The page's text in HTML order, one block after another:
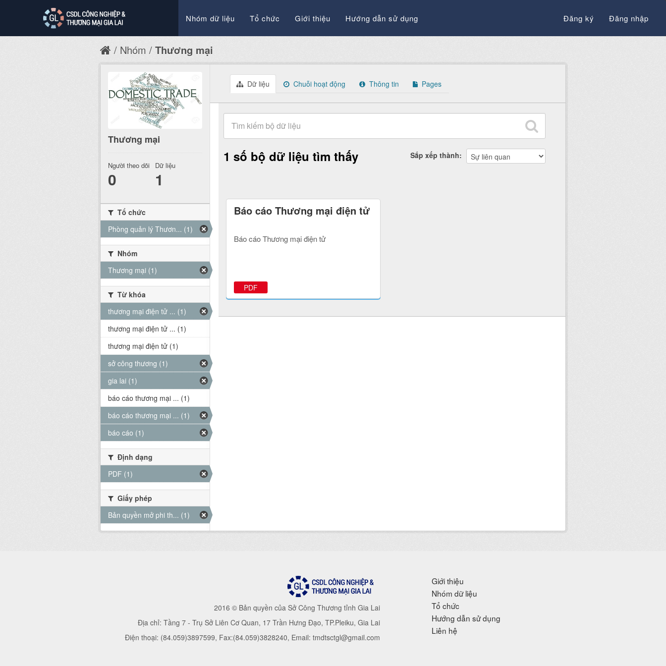
Nhóm dữ liệu Tổ chức Giới thiệu Hướng dẫn sử dụng Đăng ký Đăng nhập
Nhóm Thương mại
Dữ liệu Chuỗi hoạt động Thông tin Pages
Sắp xếp thành
1 số bộ dữ liệu tìm thấy
Báo cáo Thương mại điện tử
Báo cáo Thương mại điện tử
PDF
Thương mại
Người theo dõi
0
Dữ liệu
1
Tổ chức
Phòng quản lý Thươn... (1)
Nhóm
Thương mại (1)
Từ khóa
thương mại điện tử ... (1)
thương mại điện tử ... (1)
thương mại điện tử (1)
sở công thương (1)
gia lai (1)
báo cáo thương mại ... (1)
báo cáo thương mại ... (1)
báo cáo (1)
Định dạng
PDF (1)
Giấy phép
Bản quyền mở phi th... (1)
2016 © Bản quyền của Sở Công Thương tỉnh Gia Lai
Địa chỉ: Tầng 7 - Trụ Sở Liên Cơ Quan, 17 Trần Hưng Đạo, TP.Pleiku, Gia Lai
Điện thoại: (84.059)3897599, Fax:(84.059)3828240, Email: tmdtsctgl@gmail.com
Giới thiệu
Nhóm dữ liệu
Tổ chức
Hướng dẫn sử dụng
Liên hệ